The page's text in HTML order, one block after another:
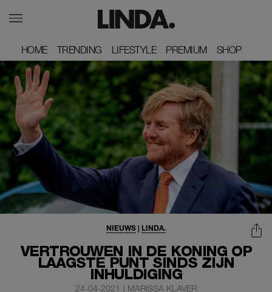
HOME
HOME TRENDING
TRENDING LIFESTYLE
LIFESTYLE PREMIUM
PREMIUM SHOP
SHOP
VERTROUWEN IN DE KONING OP
LAAGSTE PUNT SINDS ZIJN
INHULDIGING
NIEUWS | LINDA.
24-04-2021 | MARISSA KLAVER